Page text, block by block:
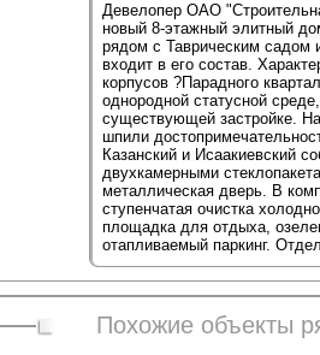
Девелопер ОАО
новый 8-этажный элитный
рядом с Таврическим садом
входит в его состав.
корпусов ?Парадного
однородной статусной
существующей застройке.
шпили
Казанский и Исаакиевский
двухкамерными
металлическая дверь. В
ступенчатая очистка
площадка для отдыха,
отапливаемый паркинг.
Похожие объекты